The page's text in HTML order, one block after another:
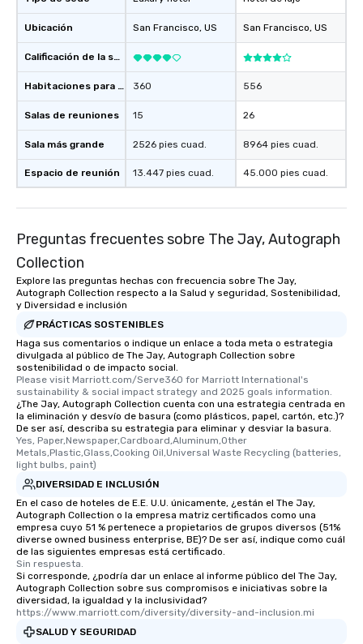
restaurant or being
immediate seating
What’s more, your
a special warm
which can be an
those Instagram
For added ease, we
transportation pick-
as well as an event
experience, we can
glittering lights of The
Memorable
experienced, and all
remember. Our one-
are special, from the
last. It’s an
will reminisce about
leave. Location, Location, Location
One of the best
restaurants are
walking distance of
short stroll allows
heading to the next
Our tours offer an
Ubicación
Calificación de la sede
Habitaciones para huéspedes
Salas de reuniones
Sala más grande
Espacio de reunión
San Francisco, US
360
15
2526 pies cuad.
13.447 pies cuad.
San Francisco, US
556
26
8964 pies cuad.
45.000 pies cuad.
Preguntas frecuentes sobre The Jay, Autograph
Collection
Explore las preguntas hechas con frecuencia sobre The Jay,
Autograph Collection respecto a la Salud y seguridad, Sostenibilidad,
y Diversidad e inclusión
PRÁCTICAS SOSTENIBLES
Haga sus comentarios o indique un enlace a toda meta o estrategia
divulgada al público de The Jay, Autograph Collection sobre
sostenibilidad o de impacto social.
Please visit Marriott.com/Serve360 for Marriott International's
sustainability & social impact strategy and 2025 goals information.
¿The Jay, Autograph Collection cuenta con una estrategia centrada en
la eliminación y desvío de basura (como plásticos, papel, cartón, etc.)?
De ser así, describa su estrategia para eliminar y desviar la basura.
Yes, Paper,Newspaper,Cardboard,Aluminum,Other
Metals,Plastic,Glass,Cooking Oil,Universal Waste Recycling (batteries,
light bulbs, paint)
DIVERSIDAD E INCLUSIÓN
En el caso de hoteles de E.E. U.U. únicamente, ¿están el The Jay,
Autograph Collection o la empresa matriz certificados como una
empresa cuyo 51 % pertenece a propietarios de grupos diversos (51%
diverse owned business enterprise, BE)? De ser así, indique como cuál
de las siguientes empresas está certificado.
Sin respuesta.
Si corresponde, ¿podría dar un enlace al informe público del The Jay,
Autograph Collection sobre sus compromisos e iniciativas sobre la
diversidad, la igualdad y la inclusividad?
https://www.marriott.com/diversity/diversity-and-inclusion.mi
SALUD Y SEGURIDAD